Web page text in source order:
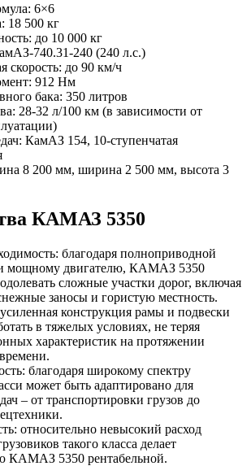
6×6
18 500 кг
до 10 000 кг
740.31-240 (240 л.с.)
скорость: до 90 км/ч
912 Нм
бака: 350 литров
28-32 л/100 км (в зависимости от
КамАЗ 154, 10-ступенчатая
8 200 мм, ширина 2 500 мм, высота 3
КАМАЗ 5350
благодаря полноприводной
мощному двигателю, КАМАЗ 5350
сложные участки дорог, включая
заносы и гористую местность.
конструкция рамы и подвески
в тяжелых условиях, не теряя
характеристик на протяжении
благодаря широкому спектру
может быть адаптировано для
– от транспортировки грузов до
относительно невысокий расход
такого класса делает
КАМАЗ 5350 рентабельной.